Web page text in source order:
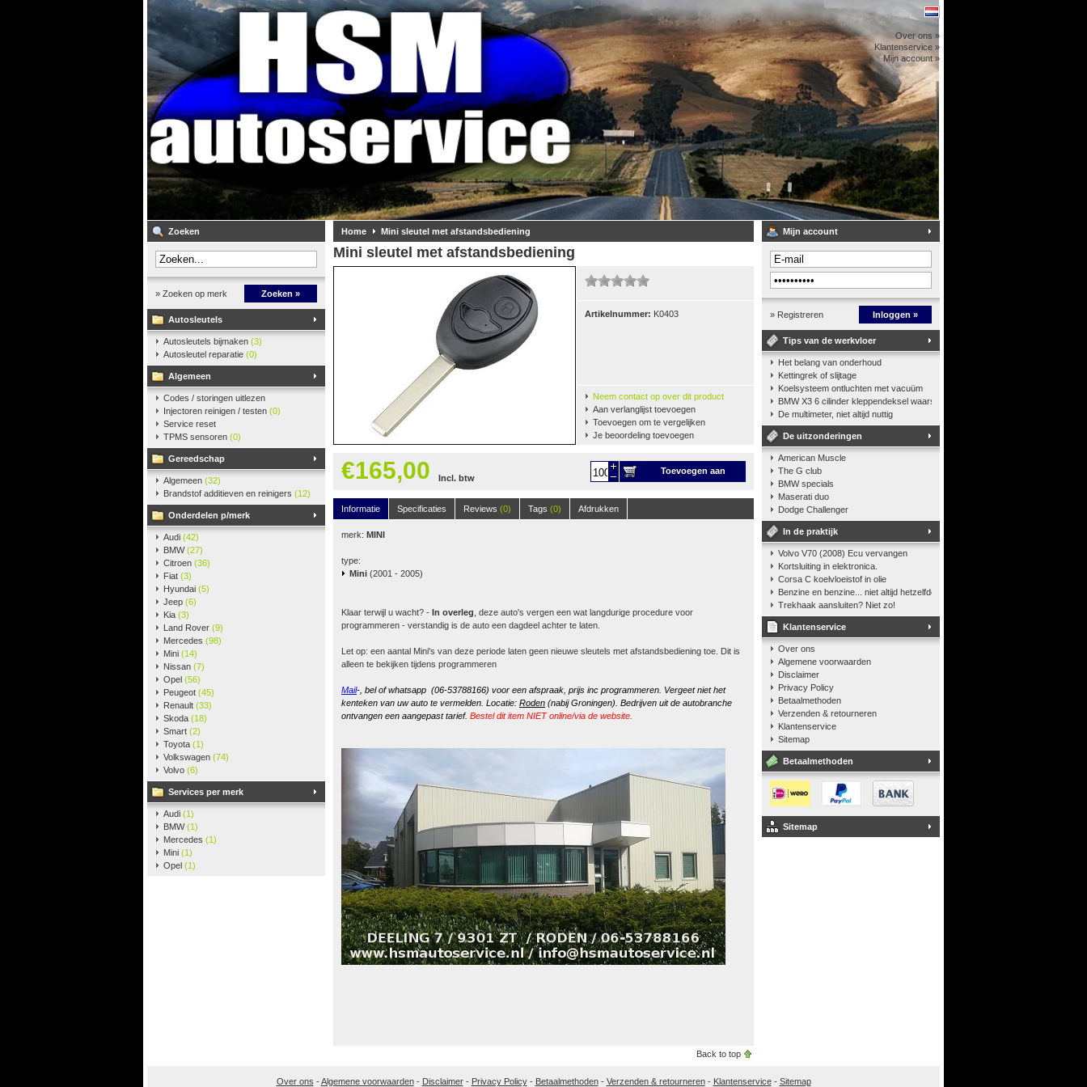
Over ons »
Klantenservice »
Mijn account »
Zoeken
» Zoeken op merk Zoeken »
Autosleutels
Autosleutels bijmaken (3)
Autosleutel reparatie (0)
Algemeen
Codes / storingen uitlezen
Injectoren reinigen / testen (0)
Service reset
TPMS sensoren (0)
Gereedschap
Algemeen (32)
Brandstof additieven en reinigers (12)
Onderdelen p/merk
Audi (42)
BMW(27)
Citroen (36)
Fiat (3)
Hyundai (5)
Jeep (6)
Kia (3)
Land Rover (9)
Mercedes (98)
Mini (14)
Nissan (7)
Opel (56)
Peugeot (45)
Renault (33)
Skoda (18)
Smart (2)
Toyota (1)
Volkswagen (74)
Volvo (6)
Services per merk
Audi (1)
BMW(1)
Mercedes (1)
Mini (1)
Opel (1)
Home Mini sleutel met afstandsbediening
Mini sleutel met afstandsbediening
Artikelnummer: K0403
Neem contact op over dit product
Aan verlanglijst toevoegen
Toevoegen om te vergelijken
Je beoordeling toevoegen
€165,00 Incl. btw
Toevoegen aan
Informatie
Specificaties Reviews (0) Tags (0) Afdrukken
merk: MINI
type:
Mini (2001 - 2005)
Klaar terwijl u wacht? - In overleg , deze auto's vergen een wat langdurige procedure voor
programmeren - verstandig is de auto een dagdeel achter te laten.
Let op: een aantal Mini's van deze periode laten geen nieuwe sleutels met afstandsbediening toe. Dit is
alleen te bekijken tijdens programmeren
Mail-, bel of whatsapp (06-53788166) voor een afspraak, prijs inc programmeren. Vergeet niet het
kenteken van uw auto te vermelden. Locatie: Roden (nabij Groningen). Bedrijven uit de autobranche
ontvangen een aangepast tarief. Bestel dit item NIET online/via de website.
Back to top
Mijn account
» Registreren Inloggen »
Tips van de werkvloer
Het belang van onderhoud
Kettingrek of slijtage
Koelsysteem ontluchten met vacuüm
BMW X3 6 cilinder kleppendeksel waarshuwing
De multimeter, niet altijd nuttig
De uitzonderingen
American Muscle
The G club
BMW specials
Maserati duo
Dodge Challenger
In de praktijk
Volvo V70 (2008) Ecu vervangen
Kortsluiting in elektronica.
Corsa C koelvloeistof in olie
Benzine en benzine... niet altijd hetzelfde
Trekhaak aansluiten? Niet zo!
Klantenservice
Over ons
Algemene voorwaarden
Disclaimer
Privacy Policy
Betaalmethoden
Verzenden & retourneren
Klantenservice
Sitemap
Betaalmethoden
Sitemap
Over ons -Algemene voorwaarden- Disclaimer- Privacy Policy- Betaalmethoden- Verzenden & retourneren- Klantenservice- Sitemap